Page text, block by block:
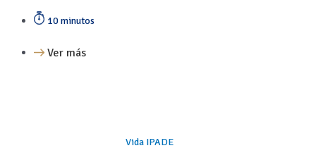
10 minutos
Ver más
Vida IPADE